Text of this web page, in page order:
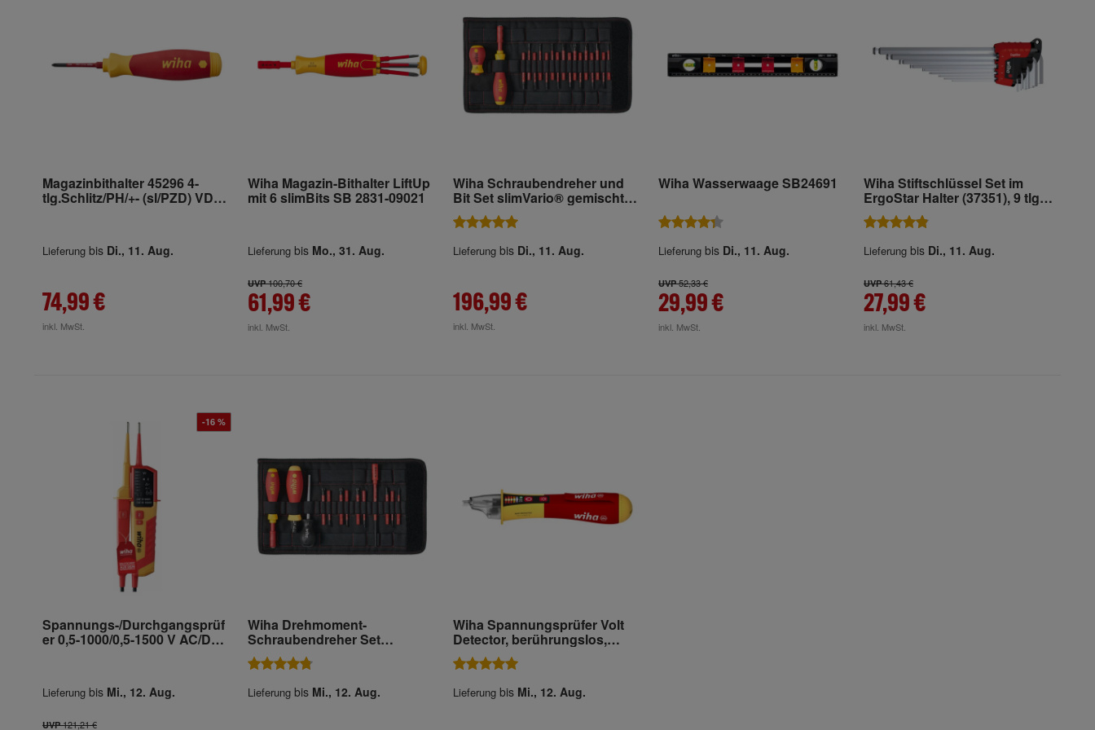
Magazinbithalter 45296 4-
tlg.Schlitz/PH/+- (sl/PZD) VDE
Lieferung bis Di., 11. Aug.
74,99 €
inkl. MwSt.
Wiha Magazin-Bithalter LiftUp
mit 6 slimBits SB 2831-09021
Lieferung bis Mo., 31. Aug.
UVP100,70 €
61,99 €
inkl. MwSt.
Wiha Schraubendreher und
Bit Set slimVario® gemischt
18-tlg. in Tasche
Lieferung bis Di., 11. Aug.
196,99 €
inkl. MwSt.
Wiha Wasserwaage SB24691
Lieferung bis Di., 11. Aug.
UVP52,33 €
29,99 €
inkl. MwSt.
Wiha Stiftschlüssel Set im
ErgoStar Halter (37351), 9 tlg.,
Innensechskant Schlüssel
Set, Sechskantschlüssel Satz
Kugelkopf, Imbusschlüsselset
für alle Sechskant
Winkelschraubendreher
Lieferung bis Di., 11. Aug.
UVP61,43 €
27,99 €
inkl. MwSt.
-16 %
Spannungs-/Durchgangsprüf
er 0,5-1000/0,5-1500 V AC/DC
Lieferung bis Mi., 12. Aug.
UVP121,21 €
Wiha Drehmoment-
Schraubendreher Set
TorqueVario®-S electric
gemischt 13-tlg. variabel
einstellbare
Drehmomentbegrenzung in
Lieferung bis Mi., 12. Aug.
Wiha Spannungsprüfer Volt
Detector, berührungslos,
einpolig 12 – 1.000 V AC inkl.
2x AAA-Batterien
Lieferung bis Mi., 12. Aug.